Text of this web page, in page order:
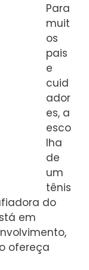
Para
muit
os
pais
e
cuid
ador
es, a
esco
lha
de
um
tênis
do
em
ofereça